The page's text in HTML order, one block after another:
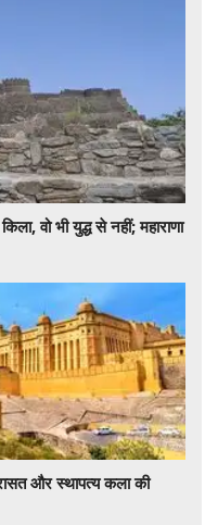
वो भी युद्ध से नहीं; महाराणा
और स्थापत्य कला की